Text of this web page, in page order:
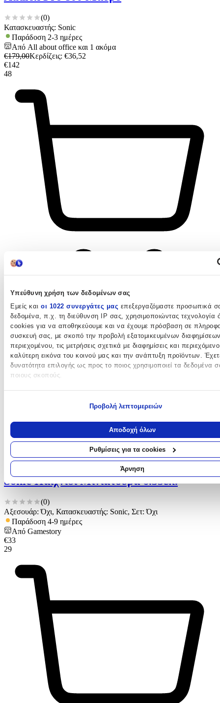
Υπεύθυνη χρήση των δεδομένων σας
Εμείς και οι 1022 συνεργάτες μας επεξεργαζόμαστε προσωπικά
δεδομένα, π.χ. τη διεύθυνση IP σας, χρησιμοποιώντας τεχνολογία
cookies για να αποθηκεύουμε και να έχουμε πρόσβαση σε
συσκευή σας, με σκοπό την προβολή εξατομικευμένων
περιεχομένου, τις μετρήσεις σχετικά με διαφημίσεις και
καλύτερη εικόνα του κοινού μας και την ανάπτυξη προϊόντων.
δυνατότητα επιλογής ως προς το ποιος χρησιμοποιεί τα δεδομένα
ποιους σκοπούς.
Να συλλέξουμε πληροφορίες σχετικά με τη γεωγραφική σας
Να αναγνωρίσουμε τη συσκευή σας σαρώνοντας ενεργά για
συγκεκριμένα χαρακτηριστικά (δακτυλικό αποτύπωμα)
Μάθετε περισσότερα σχετικά με τον τρόπο επεξεργασίας των
σας δεδομένων και καθορίστε τις προτιμήσεις σας στηνενότητα
. Μπορείτε να αλλάξετε ή να ανακαλέσετε τη
σας ανά πάσα στιγμή από τη Δήλωση Cookies.
εξατομικεύουμε περιεχόμενο και διαφημίσεις, να παρέχουμε
κοινωνικής δικτύωσης και να αναλύουμε την κυκλοφορία μας. Εμείς
1022 συνεργάτες μας επεξεργαζόμαστε προσωπικά σας δεδομένα,
διεύθυνση IP σας, χρησιμοποιώντας τεχνολογία όπως cookies για
αποθηκεύουμε και να έχουμε πρόσβαση σε πληροφορίες στη
μετρήσεις σχετικά με διαφημίσεις και περιεχόμενο, την καλύτερη
κοινού μας και την ανάπτυξη προϊόντων. Επίσης, κοινοποιούμε
σχετικά με την από μέρους σας χρήση της τοποθεσίας μας στους
μέσων κοινωνικής δικτύωσης, διαφημίσεων και ανάλυσης.
Προβολή λεπτομερειών
Αποδοχή όλων
Ρυθμίσεις για τα cookies
Άρνηση
(0)
Κατασκευαστής: Sonic
Παράδοση 2-3 ημέρες
Από All about office και 1 ακόμα
€179,00Κερδίζεις: €36,52
€142
48
Sonic Παιχνίδι Μινιατούρα 6.35εκ.
(0)
Αξεσουάρ: Όχι, Κατασκευαστής: Sonic, Σετ: Όχι
Παράδοση 4-9 ημέρες
Από Gamestory
€33
29